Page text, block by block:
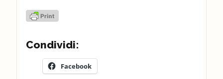
Condividi:
Facebook